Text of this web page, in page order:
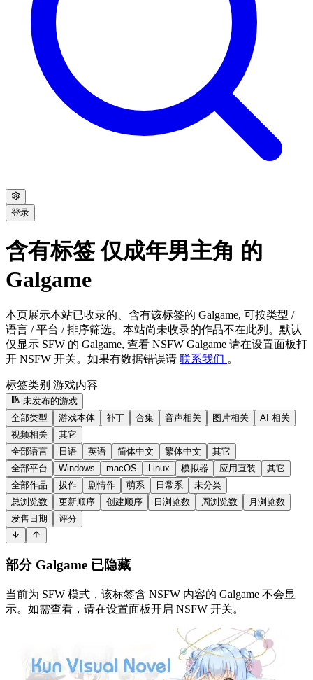
登录
含有标签 仅成年男主角 的
Galgame
本页展示本站已收录的、含有该标签的 Galgame, 可按类型 /
语言 / 平台 / 排序筛选。本站尚未收录的作品不在此列。默认
仅显示 SFW 的 Galgame, 查看 NSFW Galgame 请在设置面板打
开 NSFW 开关。如果有数据错误请 联系我们 。
标签类别 游戏内容
未发布的游戏
全部类型
游戏本体 补丁 合集 音声相关 图片相关
AI 相关
视频相关
其它
全部语言
日语 英语 简体中文 繁体中文
其它
全部平台
Windows macOS Linux 模拟器 应用直装
其它
全部作品
拔作 剧情作 萌系 日常系
未分类
总浏览数
更新顺序 创建顺序 日浏览数 周浏览数
月浏览数
发售日期
评分
部分 Galgame 已隐藏
当前为 SFW 模式，该标签含 NSFW 内容的 Galgame 不会显
示。如需查看，请在设置面板开启 NSFW 开关。